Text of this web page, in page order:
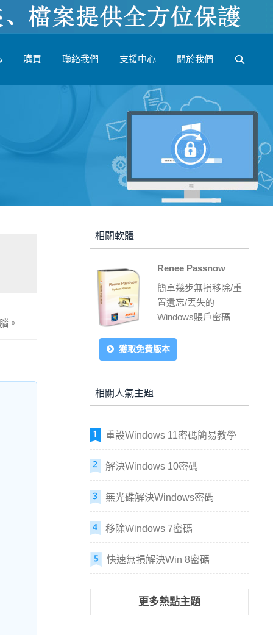
購買 聯絡我們 支援中心 關於我們
。
相關軟體
Renee Passnow
簡單幾步無損移除/重
置遺忘/丟失的
Windows賬戶密碼
獲取免費版本
相關人氣主題
重設Windows 11密碼簡易教學
解決Windows 10密碼
無光碟解決Windows密碼
移除Windows 7密碼
快速無損解決Win 8密碼
更多熱點主題